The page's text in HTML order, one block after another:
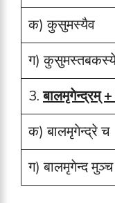
क) कुसुमस्यैव
ग)
3.बालमृगेन्द्रम्
क) बालमृगेन्द्रे च
ग) बालमृगेन्द मुञ्च